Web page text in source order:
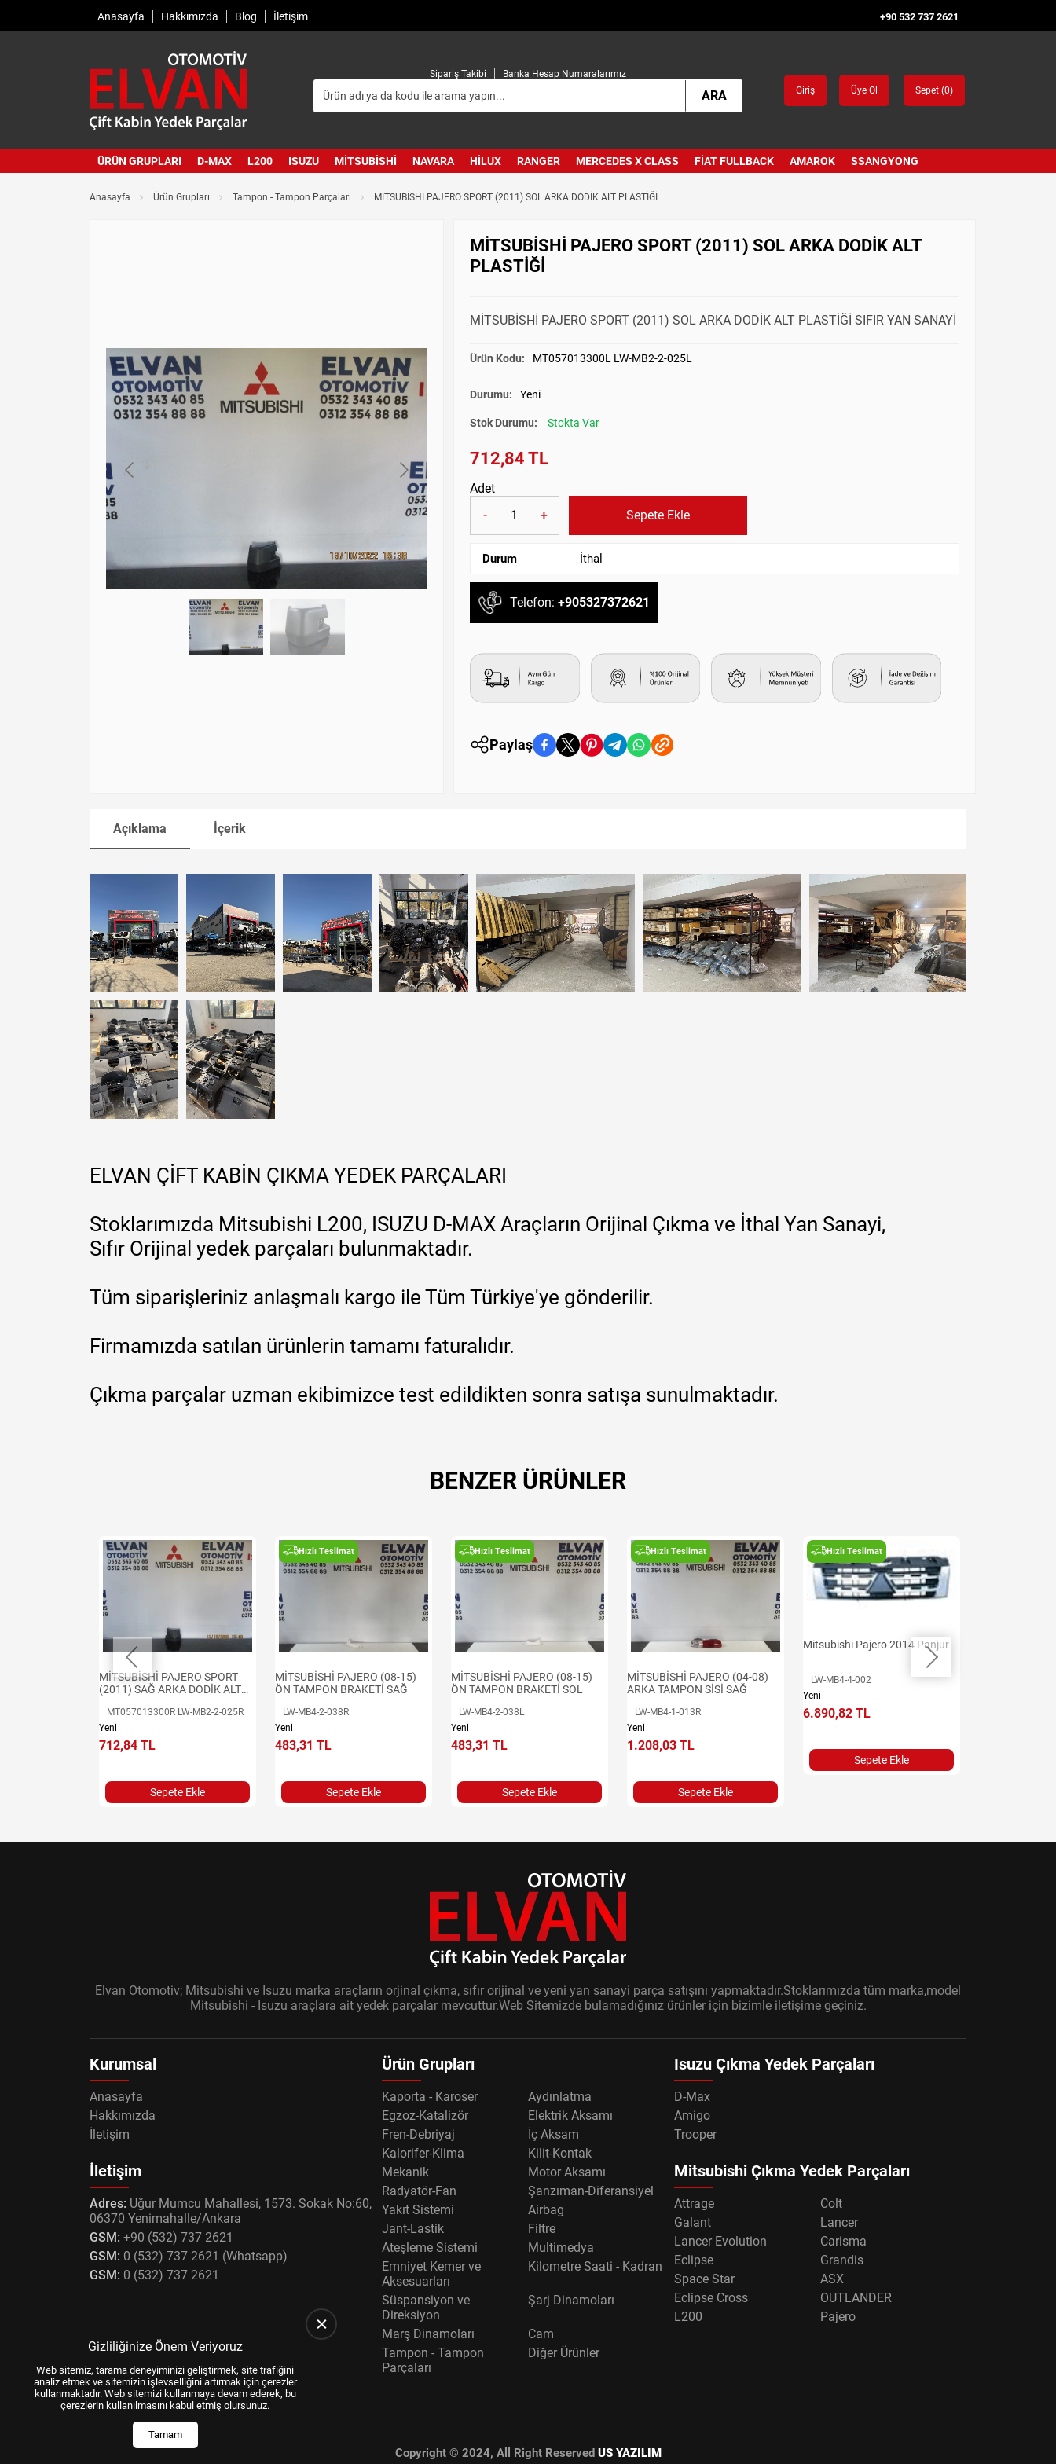
Anasayfa Hakkımızda Blog İletişim +90 532 737 2621
Sipariş Takibi Banka Hesap Numaralarımız
ARA Giriş Üye Ol Sepet (0)
ÜRÜN GRUPLARI D-MAX L200 ISUZU MITSUBISHI NAVARA HILUX RANGER MERCEDES X CLASS FIAT FULLBACK AMAROK SSANGYONG
Anasayfa Ürün Grupları Tampon - Tampon Parçaları MİTSUBİSHİ PAJERO SPORT (2011) SOL ARKA DODİK ALT PLASTİĞİ
MİTSUBİSHİ PAJERO SPORT (2011) SOL ARKA DODİK ALT
PLASTİĞİ
MİTSUBİSHİ PAJERO SPORT (2011) SOL ARKA DODİK ALT PLASTİĞİ SIFIR YAN SANAYİ
Ürün Kodu: MT057013300L LW-MB2-2-025L
Durumu: Yeni
Stok Durumu: Stokta Var
712,84 TL
Adet
-
+ Sepete Ekle
Durum İthal
Telefon: +905327372621
Paylaş
Açıklama İçerik
ELVAN ÇİFT KABİN ÇIKMA YEDEK PARÇALARI
Stoklarımızda Mitsubishi L200, ISUZU D-MAX Araçların Orijinal Çıkma ve İthal Yan Sanayi,
Sıfır Orijinal yedek parçaları bulunmaktadır.
Tüm siparişleriniz anlaşmalı kargo ile Tüm Türkiye'ye gönderilir.
Firmamızda satılan ürünlerin tamamı faturalıdır.
Çıkma parçalar uzman ekibimizce test edildikten sonra satışa sunulmaktadır.
BENZER ÜRÜNLER
MİTSUBİSHİ PAJERO SPORT
(2011) SAĞ ARKA DODİK ALT
MT057013300R LW-MB2-2-025R
Yeni
712,84 TL
Sepete Ekle
Hızlı Teslimat
MİTSUBİSHİ PAJERO (08-15)
ÖN TAMPON BRAKETİ SAĞ
LW-MB4-2-038R
Yeni
483,31 TL
Sepete Ekle
Hızlı Teslimat
MİTSUBİSHİ PAJERO (08-15)
ÖN TAMPON BRAKETİ SOL
LW-MB4-2-038L
Yeni
483,31 TL
Sepete Ekle
Hızlı Teslimat
MİTSUBİSHİ PAJERO (04-08)
ARKA TAMPON SİSİ SAĞ
LW-MB4-1-013R
Yeni
1.208,03 TL
Sepete Ekle
Hızlı Teslimat
Mitsubishi Pajero 2014 Panjur
LW-MB4-4-002
Yeni
6.890,82 TL
Sepete Ekle
Elvan Otomotiv; Mitsubishi ve Isuzu marka araçların orjinal çıkma, sıfır orijinal ve yeni yan sanayi parça satışını yapmaktadır.Stoklarımızda tüm marka,model
Mitsubishi - Isuzu araçlara ait yedek parçalar mevcuttur.Web Sitemizde bulamadığınız ürünler için bizimle iletişime geçiniz.
Kurumsal
Anasayfa
Hakkımızda
İletişim
İletişim
Adres: Uğur Mumcu Mahallesi, 1573. Sokak No:60,
06370 Yenimahalle/Ankara
GSM: +90 (532) 737 2621
GSM: 0 (532) 737 2621 (Whatsapp)
GSM: 0 (532) 737 2621
Ürün Grupları
Kaporta - Karoser
Aydınlatma
Egzoz-Katalizör
Elektrik Aksamı
Fren-Debriyaj
İç Aksam
Kalorifer-Klima
Kilit-Kontak
Mekanik
Motor Aksamı
Radyatör-Fan
Şanzıman-Diferansiyel
Yakıt Sistemi
Airbag
Jant-Lastik
Filtre
Ateşleme Sistemi
Multimedya
Emniyet Kemer ve
Aksesuarları
Kilometre Saati - Kadran
Süspansiyon ve
Direksiyon
Şarj Dinamoları
Marş Dinamoları
Cam
Tampon - Tampon
Parçaları
Diğer Ürünler
Isuzu Çıkma Yedek Parçaları
D-Max
Amigo
Trooper
Mitsubishi Çıkma Yedek Parçaları
Attrage
Colt
Galant
Lancer
Lancer Evolution
Carisma
Eclipse
Grandis
Space Star
ASX
Eclipse Cross
OUTLANDER
L200
Pajero
Copyright © 2024, All Right Reserved US YAZILIM
Gizliliğinize Önem Veriyoruz
Web sitemiz, tarama deneyiminizi geliştirmek, site trafiğini
analiz etmek ve sitemizin işlevselliğini artırmak için çerezler
kullanmaktadır. Web sitemizi kullanmaya devam ederek, bu
çerezlerin kullanılmasını kabul etmiş olursunuz.
Tamam